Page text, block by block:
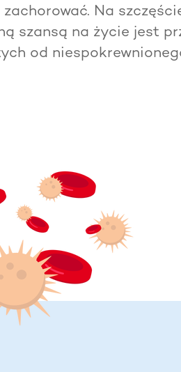
Na
szansą na życie jest
od